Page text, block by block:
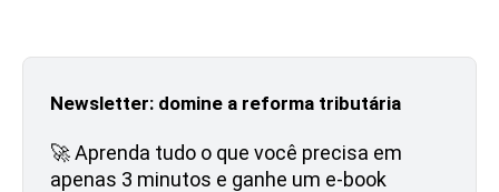
Newsletter: domine a reforma tributária
🚀 Aprenda tudo o que você precisa em
apenas 3 minutos e ganhe um e-book